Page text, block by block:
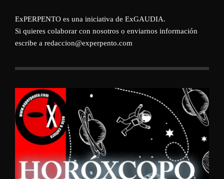
ExPERPENTO es una iniciativa de ExGAUDIA.
Si quieres colaborar con nosotros o enviarnos información
escribe a redaccion@experpento.com